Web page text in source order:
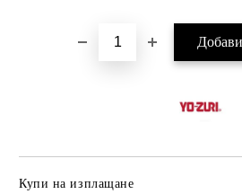
Купи на изплащане